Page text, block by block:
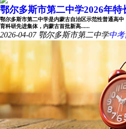
鄂尔多斯市第二中学2026年特
鄂尔多斯市第二中学是内蒙古自治区示范性普通高
育科研先进集体，内蒙古首批新高......
2026-04-07 鄂尔多斯市第二中学中